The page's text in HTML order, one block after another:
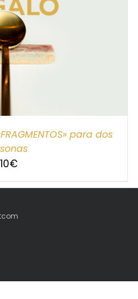
para dos
€